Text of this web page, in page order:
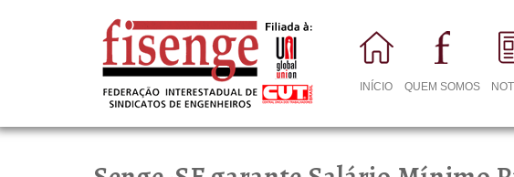
INÍCIO QUEM SOMOS